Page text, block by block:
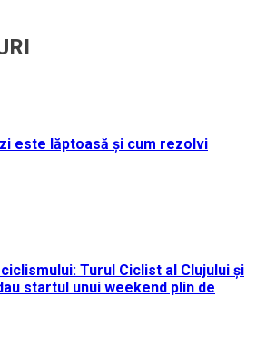
este lăptoasă și cum rezolvi
Turul Ciclist al Clujului și
startul unui weekend plin de